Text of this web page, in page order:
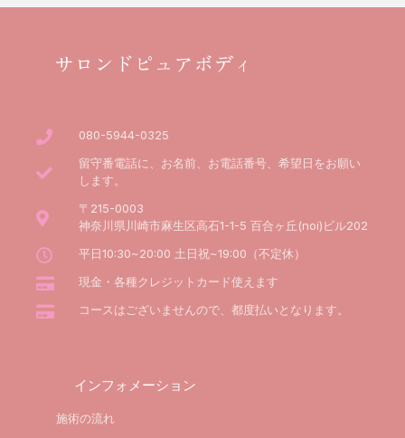
サロンドピュアボディ
080-5944-0325
留守番電話に、お名前、お電話番号、希望日をお願い
します。
〒215-0003
神奈川県川崎市麻生区高石1-1-5 百合ヶ丘(noi)ビル202
平日10:30~20:00 土日祝~19:00（不定休）
現金・各種クレジットカード使えます
コースはございませんので、都度払いとなります。
インフォメーション
施術の流れ